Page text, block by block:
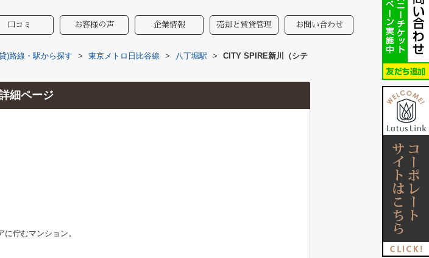
口コミ お客様の声 企業情報 売却と賃貸管理 お問い合わせ
)路線・駅から探す > 東京メトロ日比谷線 > 八丁堀駅 >
CITY SPIRE新川（シテ
細ページ
佇むマンション。